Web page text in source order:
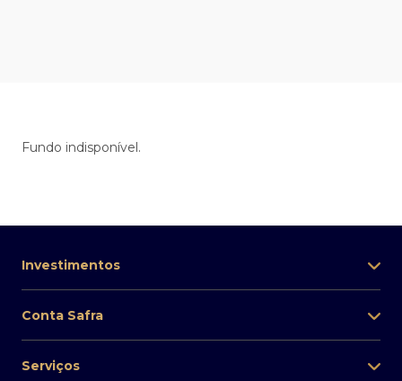
Fundo indisponível.
Investimentos
Conta Safra
Serviços